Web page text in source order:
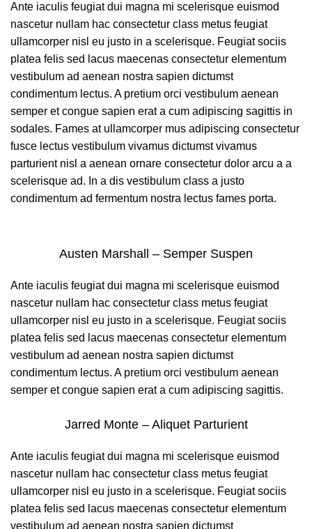
Ante iaculis feugiat dui magna mi scelerisque euismod
nascetur nullam hac consectetur class metus feugiat
ullamcorper nisl eu justo in a scelerisque. Feugiat sociis
platea felis sed lacus maecenas consectetur elementum
vestibulum ad aenean nostra sapien dictumst
condimentum lectus. A pretium orci vestibulum aenean
semper et congue sapien erat a cum adipiscing sagittis in
sodales. Fames at ullamcorper mus adipiscing consectetur
fusce lectus vestibulum vivamus dictumst vivamus
parturient nisl a aenean ornare consectetur dolor arcu a a
scelerisque ad. In a dis vestibulum class a justo
condimentum ad fermentum nostra lectus fames porta.
Austen Marshall – Semper Suspen
Ante iaculis feugiat dui magna mi scelerisque euismod
nascetur nullam hac consectetur class metus feugiat
ullamcorper nisl eu justo in a scelerisque. Feugiat sociis
platea felis sed lacus maecenas consectetur elementum
vestibulum ad aenean nostra sapien dictumst
condimentum lectus. A pretium orci vestibulum aenean
semper et congue sapien erat a cum adipiscing sagittis.
Jarred Monte – Aliquet Parturient
Ante iaculis feugiat dui magna mi scelerisque euismod
nascetur nullam hac consectetur class metus feugiat
ullamcorper nisl eu justo in a scelerisque. Feugiat sociis
platea felis sed lacus maecenas consectetur elementum
vestibulum ad aenean nostra sapien dictumst